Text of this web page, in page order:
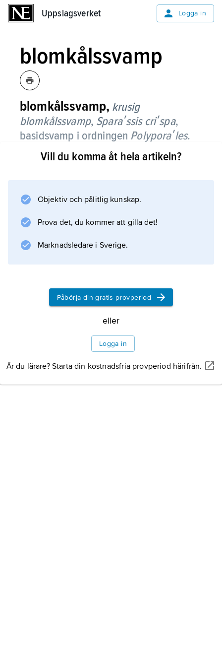
Uppslagsverket Logga in
blomkålssvamp
blomkålssvamp, krusig
blomkålssvamp, Sparaʹssis criʹspa,
basidsvamp i ordningen Polyporaʹles.
Svampen bildar mycket stora fruktkroppar,
svampen vit för att senare bli gräddfärgad och
starkt krusiga, ca 2 cm breda, tillplattade
grenar. Foten, som förblir underjordisk,
Information om artikeln
Vill du komma åt hela artikeln?
Objektiv och pålitlig kunskap.
Prova det, du kommer att gilla det!
Marknadsledare i Sverige.
Påbörja din gratis provperiod
eller
Logga in
Är du lärare? Starta din kostnadsfria provperiod härifrån.